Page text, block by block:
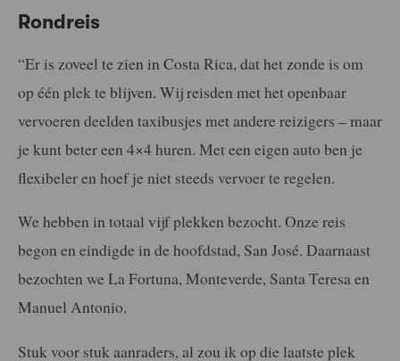
Rondreis
“Er is zoveel te zien in Costa Rica, dat het zonde is om
op één plek te blijven. Wij reisden met het openbaar
vervoeren deelden taxibusjes met andere reizigers – maar
je kunt beter een 4×4 huren. Met een eigen auto ben je
flexibeler en hoef je niet steeds vervoer te regelen.
We hebben in totaal vijf plekken bezocht. Onze reis
begon en eindigde in de hoofdstad, San José. Daarnaast
bezochten we La Fortuna, Monteverde, Santa Teresa en
Manuel Antonio.
Stuk voor stuk aanraders, al zou ik op die laatste plek